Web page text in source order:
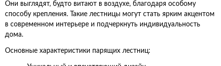
Они выглядят, будто витают в воздухе, благодаря особому
способу крепления. Такие лестницы могут стать ярким акцентом
в современном интерьере и подчеркнуть индивидуальность
дома.
Основные характеристики парящих лестниц: